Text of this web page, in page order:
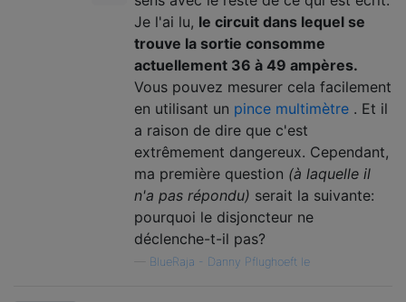
Je l'ai lu, le circuit dans lequel se
trouve la sortie consomme
actuellement 36 à 49 ampères.
Vous pouvez mesurer cela facilement
en utilisant un pince multimètre . Et il
a raison de dire que c'est
extrêmement dangereux. Cependant,
ma première question (à laquelle il
n'a pas répondu) serait la suivante:
pourquoi le disjoncteur ne
déclenche-t-il pas?
BlueRaja - Danny Pflughoeft le